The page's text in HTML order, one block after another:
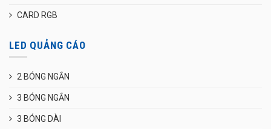
CARD RGB
LED QUẢNG CÁO
2 BÓNG NGẮN
3 BÓNG NGẮN
3 BÓNG DÀI